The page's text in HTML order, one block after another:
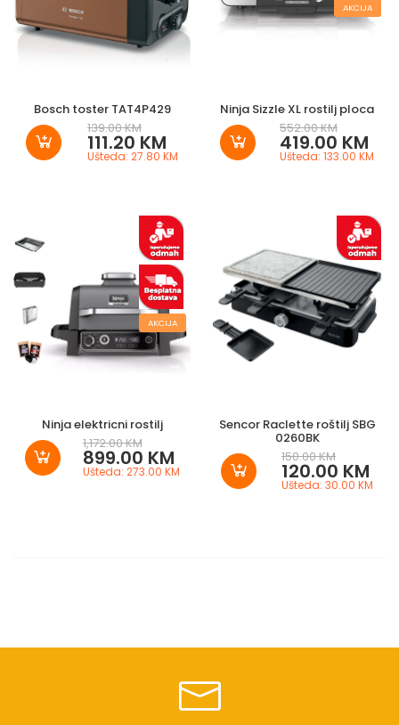
Bosch toster TAT4P429
139.00 KM
111.20 KM
Ušteda: 27.80 KM
AKCIJA
Ninja Sizzle XL rostilj ploca
552.00 KM
419.00 KM
Ušteda: 133.00 KM
AKCIJA
Ninja elektricni rostilj
1,172.00 KM
899.00 KM
Ušteda: 273.00 KM
Sencor Raclette roštilj SBG
0260BK
150.00 KM
120.00 KM
Ušteda: 30.00 KM